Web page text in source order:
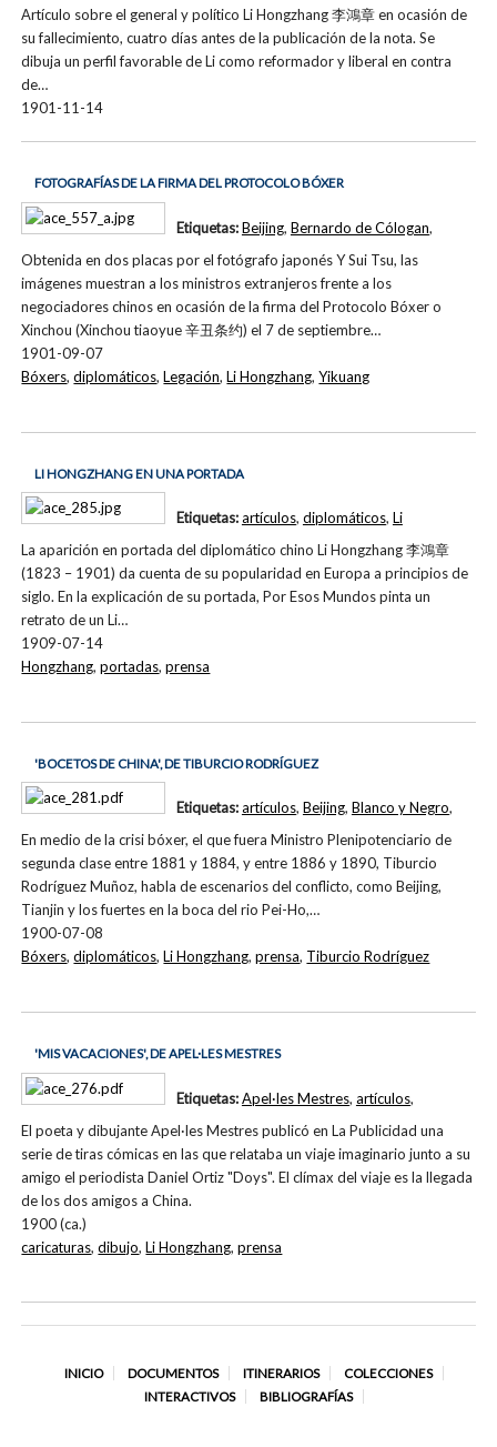
Artículo sobre el general y político Li Hongzhang 李鴻章 en ocasión de
su fallecimiento, cuatro días antes de la publicación de la nota. Se
dibuja un perfil favorable de Li como reformador y liberal en contra
de…
1901-11-14
FOTOGRAFÍAS DE LA FIRMA DEL PROTOCOLO BÓXER
Obtenida en dos placas por el fotógrafo japonés Y Sui Tsu, las
imágenes muestran a los ministros extranjeros frente a los
negociadores chinos en ocasión de la firma del Protocolo Bóxer o
Xinchou (Xinchou tiaoyue 辛丑条约) el 7 de septiembre…
1901-09-07
Etiquetas:Beijing, Bernardo de Cólogan,
Bóxers,diplomáticos,Legación,Li Hongzhang,Yikuang
LI HONGZHANG EN UNA PORTADA
La aparición en portada del diplomático chino Li Hongzhang 李鴻章
(1823 – 1901) da cuenta de su popularidad en Europa a principios de
siglo. En la explicación de su portada, Por Esos Mundos pinta un
retrato de un Li…
1909-07-14
Etiquetas:artículos, diplomáticos, Li
Hongzhang,portadas,prensa
'BOCETOS DE CHINA', DE TIBURCIO RODRÍGUEZ
En medio de la crisi bóxer, el que fuera Ministro Plenipotenciario de
segunda clase entre 1881 y 1884, y entre 1886 y 1890, Tiburcio
Rodríguez Muñoz, habla de escenarios del conflicto, como Beijing,
Tianjin y los fuertes en la boca del rio Pei-Ho,…
1900-07-08
Etiquetas:artículos, Beijing, Blanco y Negro,
Bóxers,diplomáticos,Li Hongzhang,prensa, Tiburcio Rodríguez
'MIS VACACIONES', DE APEL·LES MESTRES
El poeta y dibujante Apel·les Mestres publicó en La Publicidad una
serie de tiras cómicas en las que relataba un viaje imaginario junto a su
amigo el periodista Daniel Ortiz "Doys". El clímax del viaje es la llegada
de los dos amigos a China.
1900 (ca.)
Etiquetas:Apel·les Mestres, artículos,
caricaturas,dibujo,Li Hongzhang,prensa
INICIO DOCUMENTOS ITINERARIOS
COLECCIONES
INTERACTIVOS
BIBLIOGRAFÍAS